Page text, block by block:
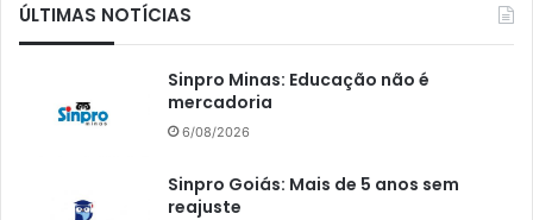
ÚLTIMAS NOTÍCIAS
Sinpro Minas: Educação não é
mercadoria
6/08/2026
Sinpro Goiás: Mais de 5 anos sem
reajuste